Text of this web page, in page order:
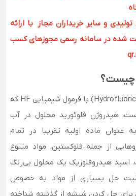
تولیدی و سایر خریداران مجاز با ارائه
شده در سامانه رسمی مجوزهای کسب
چیست؟
اسید هیدروفلوریک (Hydrofluoric acid) با فرمول شیمیایی HF که
هیدروژن فلوئورید محلول در آب
عنوان ماده اولیه تقریبا در تمام
از جمله فلوکستین، مواد متنوع
اسید هیدروفلوریک یک محلول بی‌رنگ
حل بسیاری از مواد به خصوص
برای حل کردن شیشه از گذشته شناخته